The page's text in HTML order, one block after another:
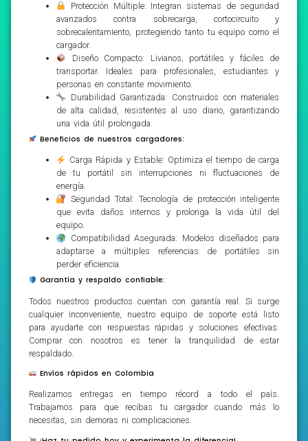
Protección Múltiple: Integran sistemas de seguridad
avanzados contra sobrecarga, cortocircuito y
sobrecalentamiento, protegiendo tanto tu equipo como el
cargador.
Diseño Compacto: Livianos, portátiles y fáciles de
transportar. Ideales para profesionales, estudiantes y
personas en constante movimiento.
Durabilidad Garantizada: Construidos con materiales
de alta calidad, resistentes al uso diario, garantizando
una vida útil prolongada.
Beneficios de nuestros cargadores:
Carga Rápida y Estable: Optimiza el tiempo de carga
de tu portátil sin interrupciones ni fluctuaciones de
energía.
Seguridad Total: Tecnología de protección inteligente
que evita daños internos y prolonga la vida útil del
equipo.
Compatibilidad Asegurada: Modelos diseñados para
adaptarse a múltiples referencias de portátiles sin
perder eficiencia.
Garantía y respaldo confiable:
Todos nuestros productos cuentan con garantía real. Si surge
cualquier inconveniente, nuestro equipo de soporte está listo
para ayudarte con respuestas rápidas y soluciones efectivas.
Comprar con nosotros es tener la tranquilidad de estar
respaldado.
Envíos rápidos en Colombia
Realizamos entregas en tiempo récord a todo el país.
Trabajamos para que recibas tu cargador cuando más lo
necesitas, sin demoras ni complicaciones.